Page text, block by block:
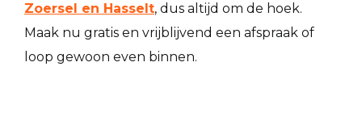
Zoersel en Hasselt, dus altijd om de hoek.
Maak nu gratis en vrijblijvend een afspraak of
loop gewoon even binnen.